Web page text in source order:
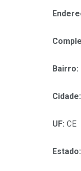
Bairro:
Cidade:
UF: CE
Estado: